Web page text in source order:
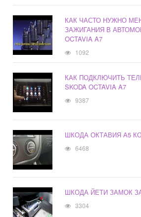
КАК ЧАСТО НУЖНО
ЗАЖИГАНИЯ В
OCTAVIA A7
1092
КАК ПОДКЛЮЧИТЬ
SKODA OCTAVIA A7
9387
ШКОДА ОКТАВИЯ А5
6468
ШКОДА ЙЕТИ ЗАМОК
3304